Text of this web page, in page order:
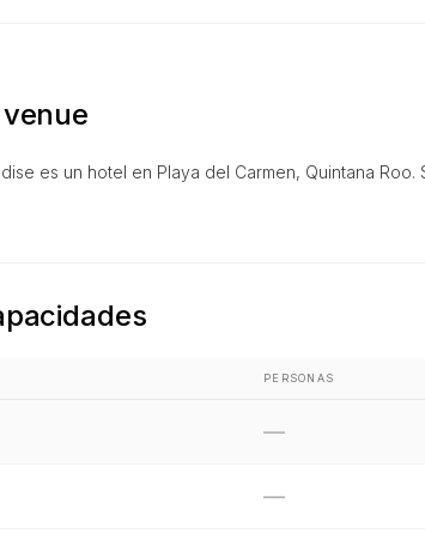
es un hotel en Playa del Carmen, Quintana
PERSONAS
—
—